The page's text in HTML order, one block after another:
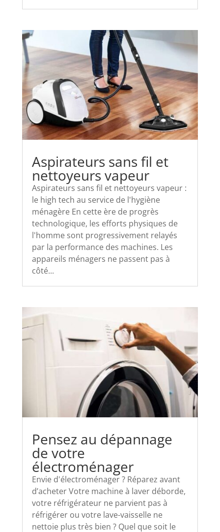
Aspirateurs sans fil et
nettoyeurs vapeur
Aspirateurs sans fil et nettoyeurs vapeur :
le high tech au service de l'hygiène
ménagère En cette ère de progrès
technologique, les efforts physiques de
l'homme sont progressivement relayés
par la performance des machines. Les
appareils ménagers ne passent pas à
côté...
Pensez au dépannage
de votre
électroménager
Envie d'électroménager ? Réparez avant
d’acheter Votre machine à laver déborde,
votre réfrigérateur ne parvient pas à
réfrigérer ou votre lave-vaisselle ne
nettoie plus très bien ? Quel que soit le